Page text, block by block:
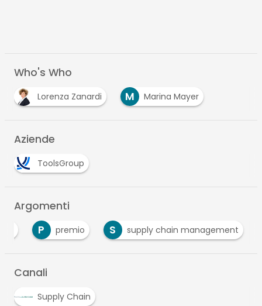
Who's Who
Lorenza Zanardi M Marina Mayer
Aziende
ToolsGroup
Argomenti
P premio S supply chain management
Canali
Supply Chain